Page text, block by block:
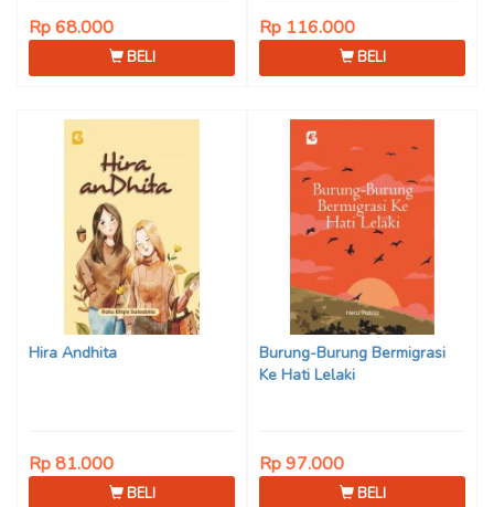
Rp 68.000
BELI
Rp 116.000
BELI
Hira Andhita
Rp 81.000
BELI
Burung-Burung Bermigrasi
Ke Hati Lelaki
Rp 97.000
BELI